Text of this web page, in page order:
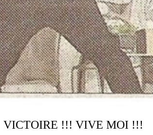
VICTOIRE !!! VIVE MOI !!!